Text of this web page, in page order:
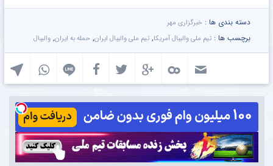
دسته بندی ها : خبرگزاری مهر
برچسب ها : تیم ملی والیبال آمریکا, تیم ملی والیبال ایران, حمله به ایران, والیبال